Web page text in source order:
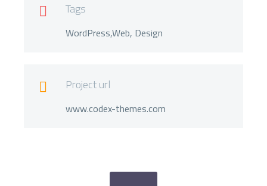
 Tags
WordPress,Web, Design
 Project url
www.codex-themes.com